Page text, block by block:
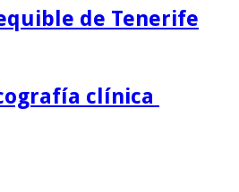
de Tenerife
clínica